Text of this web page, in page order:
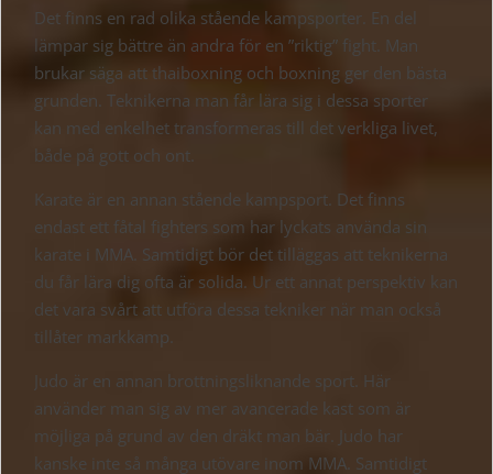
Det finns en rad olika stående kampsporter. En del
lämpar sig bättre än andra för en ”riktig” fight. Man
brukar säga att thaiboxning och boxning ger den bästa
grunden. Teknikerna man får lära sig i dessa sporter
kan med enkelhet transformeras till det verkliga livet,
både på gott och ont.
Karate är en annan stående kampsport. Det finns
endast ett fåtal fighters som har lyckats använda sin
karate i MMA. Samtidigt bör det tilläggas att teknikerna
du får lära dig ofta är solida. Ur ett annat perspektiv kan
det vara svårt att utföra dessa tekniker när man också
tillåter markkamp.
Judo är en annan brottningsliknande sport. Här
använder man sig av mer avancerade kast som är
möjliga på grund av den dräkt man bär. Judo har
kanske inte så många utövare inom MMA. Samtidigt